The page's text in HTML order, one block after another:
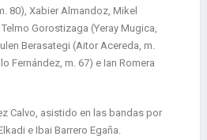
80), Xabier Almandoz, Mikel
Gorostizaga (Yeray Mugica,
Berasategi (Aitor Acereda, m.
Fernández, m. 67) e Ian Romera
Calvo, asistido en las bandas por
e Ibai Barrero Egaña.